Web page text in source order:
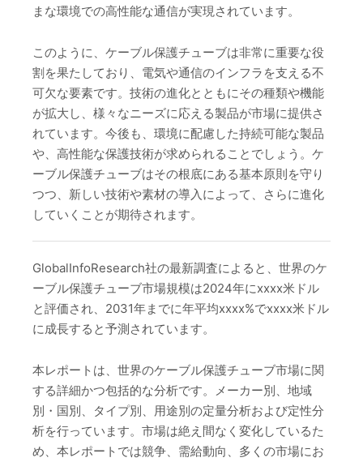
まな環境での高性能な通信が実現されています。
このように、ケーブル保護チューブは非常に重要な役
割を果たしており、電気や通信のインフラを支える不
可欠な要素です。技術の進化とともにその種類や機能
が拡大し、様々なニーズに応える製品が市場に提供さ
れています。今後も、環境に配慮した持続可能な製品
や、高性能な保護技術が求められることでしょう。ケ
ーブル保護チューブはその根底にある基本原則を守り
つつ、新しい技術や素材の導入によって、さらに進化
していくことが期待されます。
GlobalInfoResearch社の最新調査によると、世界のケ
ーブル保護チューブ市場規模は2024年にxxxx米ドル
と評価され、2031年までに年平均xxxx%でxxxx米ドル
に成長すると予測されています。
本レポートは、世界のケーブル保護チューブ市場に関
する詳細かつ包括的な分析です。メーカー別、地域
別・国別、タイプ別、用途別の定量分析および定性分
析を行っています。市場は絶え間なく変化しているた
め、本レポートでは競争、需給動向、多くの市場にお